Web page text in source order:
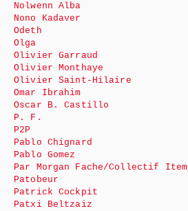
Nolwenn Alba
Nono Kadaver
Odeth
Olga
Olivier Garraud
Olivier Monthaye
Olivier Saint-Hilaire
Omar Ibrahim
Oscar B. Castillo
P. F.
P2P
Pablo Chignard
Pablo Gomez
Par Morgan Fache/Collectif Item
Patobeur
Patrick Cockpit
Patxi Beltzaiz